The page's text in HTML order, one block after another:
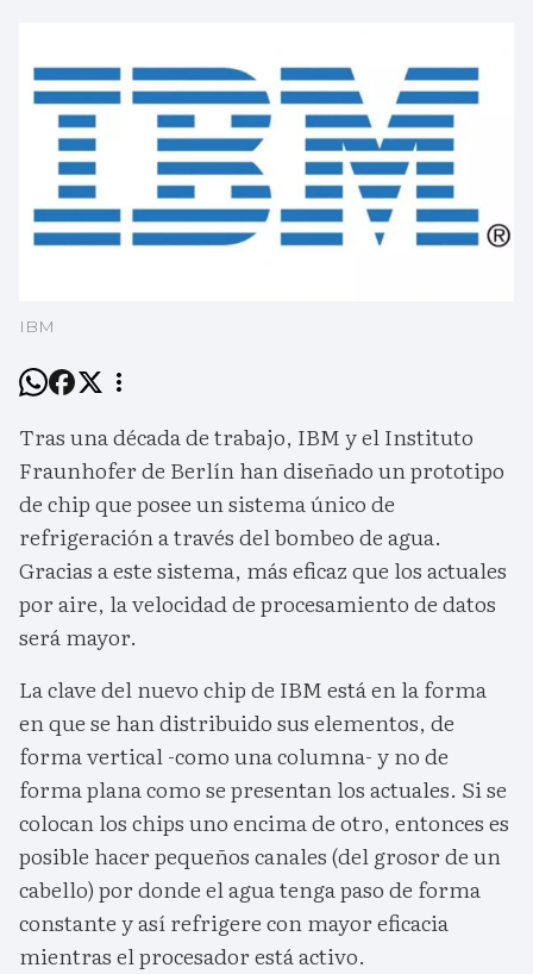
IBM
Tras una década de trabajo, IBM y el Instituto
Fraunhofer de Berlín han diseñado un prototipo
de chip que posee un sistema único de
refrigeración a través del bombeo de agua.
Gracias a este sistema, más eficaz que los actuales
por aire, la velocidad de procesamiento de datos
será mayor.
La clave del nuevo chip de IBM está en la forma
en que se han distribuido sus elementos, de
forma vertical -como una columna- y no de
forma plana como se presentan los actuales. Si se
colocan los chips uno encima de otro, entonces es
posible hacer pequeños canales (del grosor de un
cabello) por donde el agua tenga paso de forma
constante y así refrigere con mayor eficacia
mientras el procesador está activo.